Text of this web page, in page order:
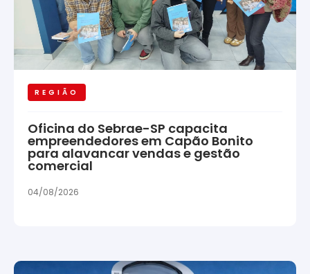
REGIÃO
Oficina do Sebrae-SP capacita
empreendedores em Capão Bonito
para alavancar vendas e gestão
comercial
04/08/2026